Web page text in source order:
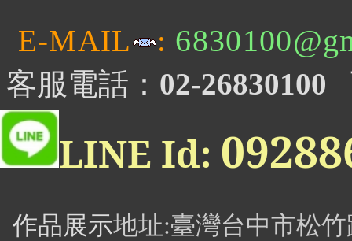
E-MAIL :
客服電話： 02-26830100
LINE Id:
作品展示地址:臺灣台中市松